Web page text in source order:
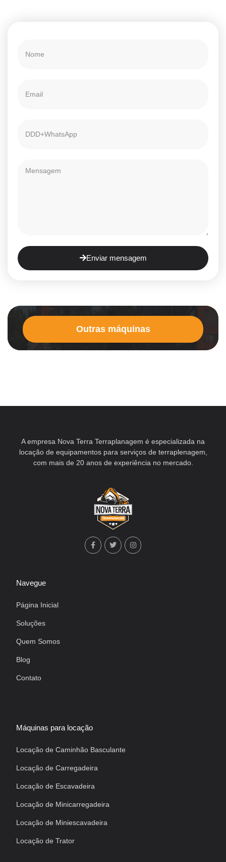
Enviar mensagem
Outras máquinas
A empresa Nova Terra Terraplanagem é especializada na
locação de equipamentos para serviços de terraplenagem,
com mais de 20 anos de experiência no mercado.
Navegue
Página Inicial
Soluções
Quem Somos
Blog
Contato
Máquinas para locação
Locação de Caminhão Basculante
Locação de Carregadeira
Locação de Escavadeira
Locação de Minicarregadeira
Locação de Miniescavadeira
Locação de Trator